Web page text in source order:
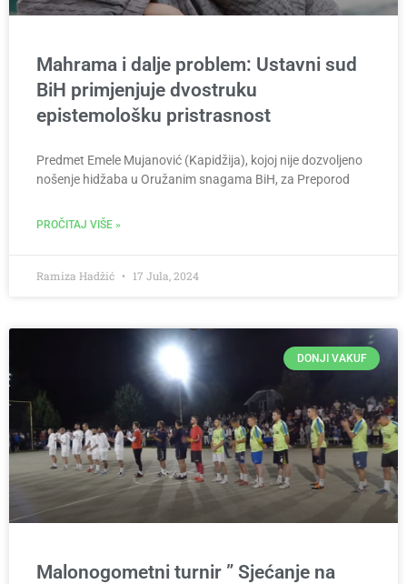
Mahrama i dalje problem: Ustavni sud
BiH primjenjuje dvostruku
epistemološku pristrasnost
Predmet Emele Mujanović (Kapidžija), kojoj nije dozvoljeno
nošenje hidžaba u Oružanim snagama BiH, za Preporod
PROČITAJ VIŠE »
Ramiza Hadžić 17 Jula, 2024
DONJI VAKUF
Malonogometni turnir ” Sjećanje na